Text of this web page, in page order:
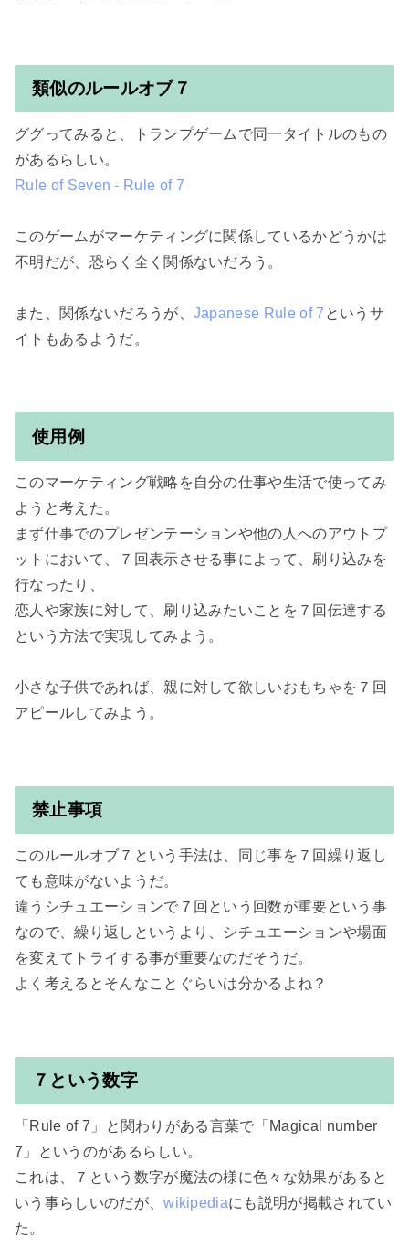
類似のルールオブ７
ググってみると、トランプゲームで同一タイトルのもの
Rule of Seven - Rule of 7
このゲームがマーケティングに関係しているかどうかは
不明だが、恐らく全く関係ないだろう。
また、関係ないだろうが、 Japanese Rule of 7 というサ
イトもあるようだ。
使用例
このマーケティング戦略を自分の仕事や生活で使ってみ
ようと考えた。
まず仕事でのプレゼンテーションや他の人へのアウトプ
ットにおいて、７回表示させる事によって、刷り込みを
行なったり、
恋人や家族に対して、刷り込みたいことを７回伝達する
という方法で実現してみよう。
小さな子供であれば、親に対して欲しいおもちゃを７回
アピールしてみよう。
禁止事項
このルールオブ７という手法は、同じ事を７回繰り返し
ても意味がないようだ。
違うシチュエーションで７回という回数が重要という事
なので、繰り返しというより、シチュエーションや場面
を変えてトライする事が重要なのだそうだ。
よく考えるとそんなことぐらいは分かるよね？
７という数字
「Rule of 7」と関わりがある言葉で「Magical number
7」というのがあるらしい。
これは、７という数字が魔法の様に色々な効果があると
いう事らしいのだが、wikipediaにも説明が掲載されてい
た。